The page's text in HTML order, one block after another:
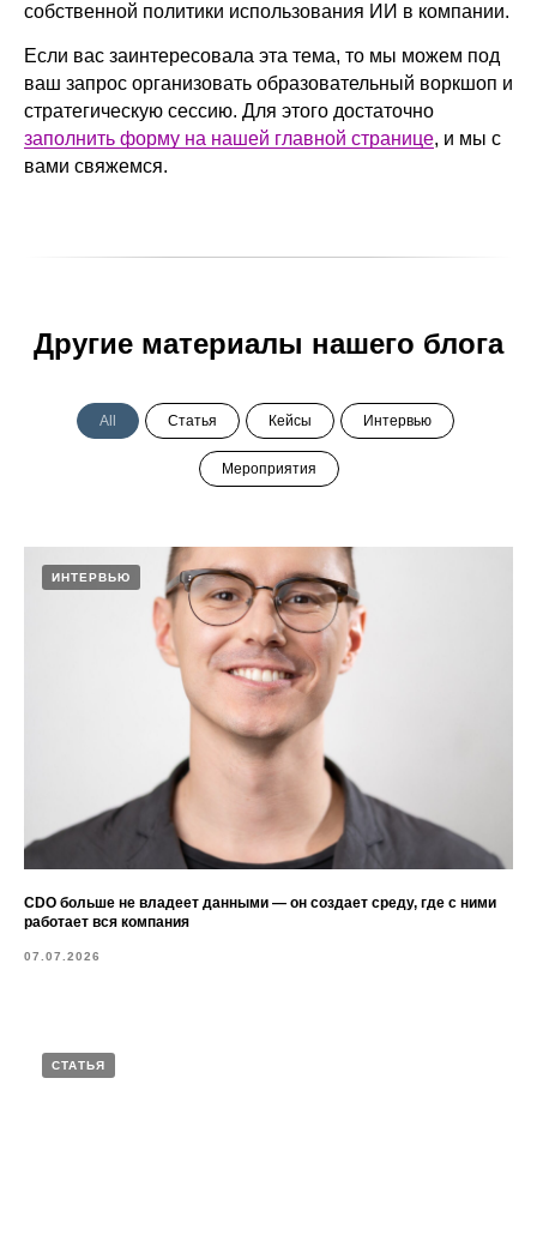
собственной политики использования ИИ в компании.
Если вас заинтересовала эта тема, то мы можем под
ваш запрос организовать образовательный воркшоп и
стратегическую сессию. Для этого достаточно
заполнить форму на нашей главной странице, и мы с
вами свяжемся.
Другие материалы нашего блога
All Статья Кейсы Интервью
Мероприятия
ИНТЕРВЬЮ
CDO больше не владеет данными — он создает среду, где с ними
работает вся компания
07.07.2026
СТАТЬЯ